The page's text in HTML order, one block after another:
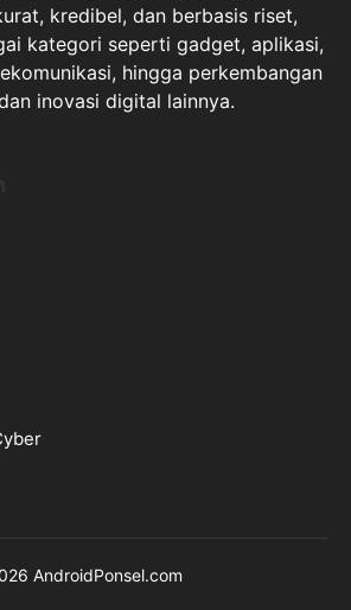
kredibel, dan berbasis riset,
kategori seperti gadget, aplikasi,
hingga perkembangan
inovasi digital lainnya.
AndroidPonsel.com